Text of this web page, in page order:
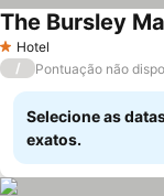
1 Estrelas
Hotel
The Bursley
/ Pontuação não
Selecione as
exatos.